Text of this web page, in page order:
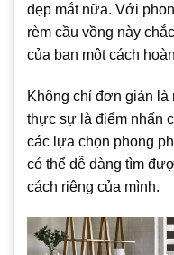
đẹp mắt nữa. Với
rèm cầu vồng này
của bạn một cách
Không chỉ đơn giản là
thực sự là điểm nhấn
các lựa chọn phong
có thể dễ dàng tìm
cách riêng của mình.